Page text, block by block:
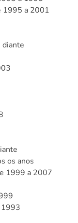
1995 a 2001
os anos
1999 a 2007
1993